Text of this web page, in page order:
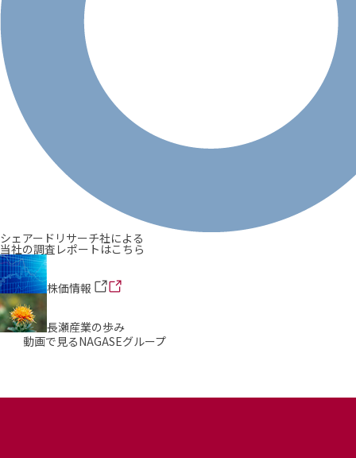
シェアードリサーチ社による
当社の調査レポートはこちら
株価情報
長瀬産業の歩み
動画で見るNAGASEグループ